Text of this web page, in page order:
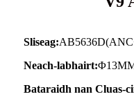
Sliseag:
Neach-labhairt:
Bataraidh nan Cluas-